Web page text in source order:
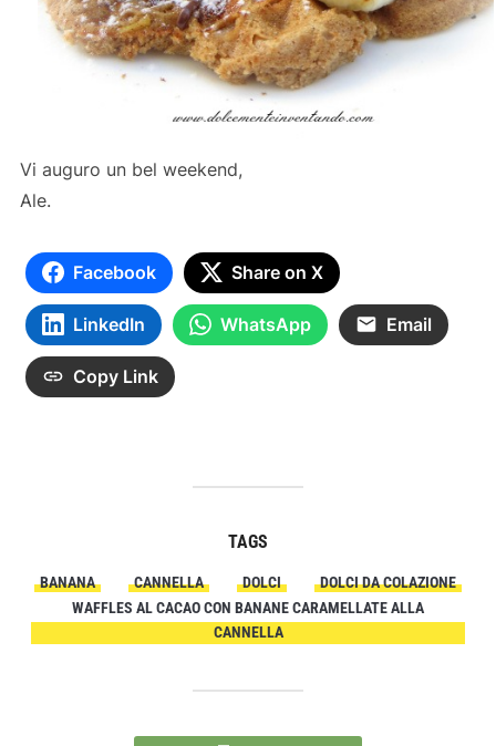
Vi auguro un bel weekend,
Ale.
Facebook Share on X
LinkedIn WhatsApp Email
Copy Link
TAGS
BANANA CANNELLA DOLCI
DOLCI DA COLAZIONE
WAFFLES AL CACAO CON BANANE CARAMELLATE ALLA
CANNELLA